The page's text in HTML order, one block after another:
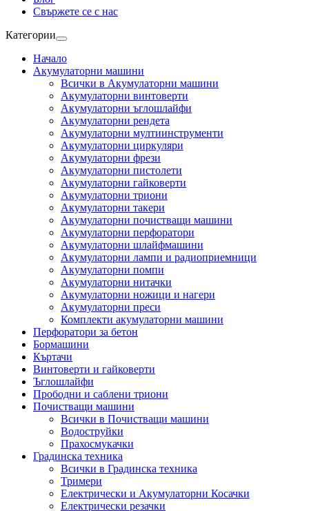
Свържете се с нас
Категории
Начало
Акумулаторни машини
Всички в Акумулаторни машини
Акумулаторни винтоверти
Акумулаторни ъглошлайфи
Акумулаторни рендета
Акумулаторни мултиинструменти
Акумулаторни циркуляри
Акумулаторни фрези
Акумулаторни пистолети
Акумулаторни гайковерти
Акумулаторни триони
Акумулаторни такери
Акумулаторни почистващи машини
Акумулаторни перфоратори
Акумулаторни шлайфмашини
Акумулаторни лампи и радиоприемници
Акумулаторни помпи
Акумулаторни нитачки
Акумулаторни ножици и нагери
Акумулаторни преси
Комплекти акумулаторни машини
Перфоратори за бетон
Бормашини
Къртачи
Винтоверти и гайковерти
Ъглошлайфи
Прободни и саблени триони
Почистващи машини
Всички в Почистващи машини
Водоструйки
Прахосмукачки
Градинска техника
Всички в Градинска техника
Тримери
Електрически и Акумулаторни Косачки
Електрически резачки